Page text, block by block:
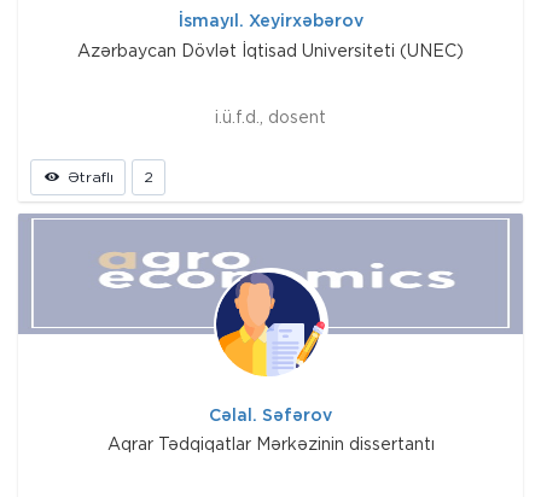
İsmayıl. Xeyirxəbərov
Azərbaycan Dövlət İqtisad Universiteti (UNEC)
i.ü.f.d., dosent
Ətraflı 2
Cəlal. Səfərov
Aqrar Tədqiqatlar Mərkəzinin dissertantı